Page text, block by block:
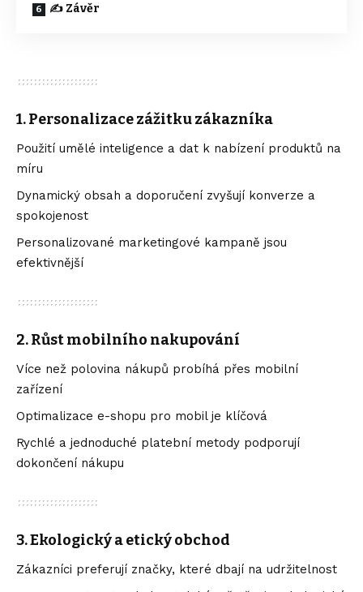
✍️ Závěr
1.Personalizace zážitku zákazníka
Použití umělé inteligence a dat k nabízení produktů na
míru
Dynamický obsah a doporučení zvyšují konverze a
spokojenost
Personalizované marketingové kampaně jsou
efektivnější
2.Růst mobilního nakupování
Více než polovina nákupů probíhá přes mobilní
zařízení
Optimalizace e-shopu pro mobil je klíčová
Rychlé a jednoduché platební metody podporují
dokončení nákupu
3.Ekologický a etický obchod
Zákazníci preferují značky, které dbají na udržitelnost